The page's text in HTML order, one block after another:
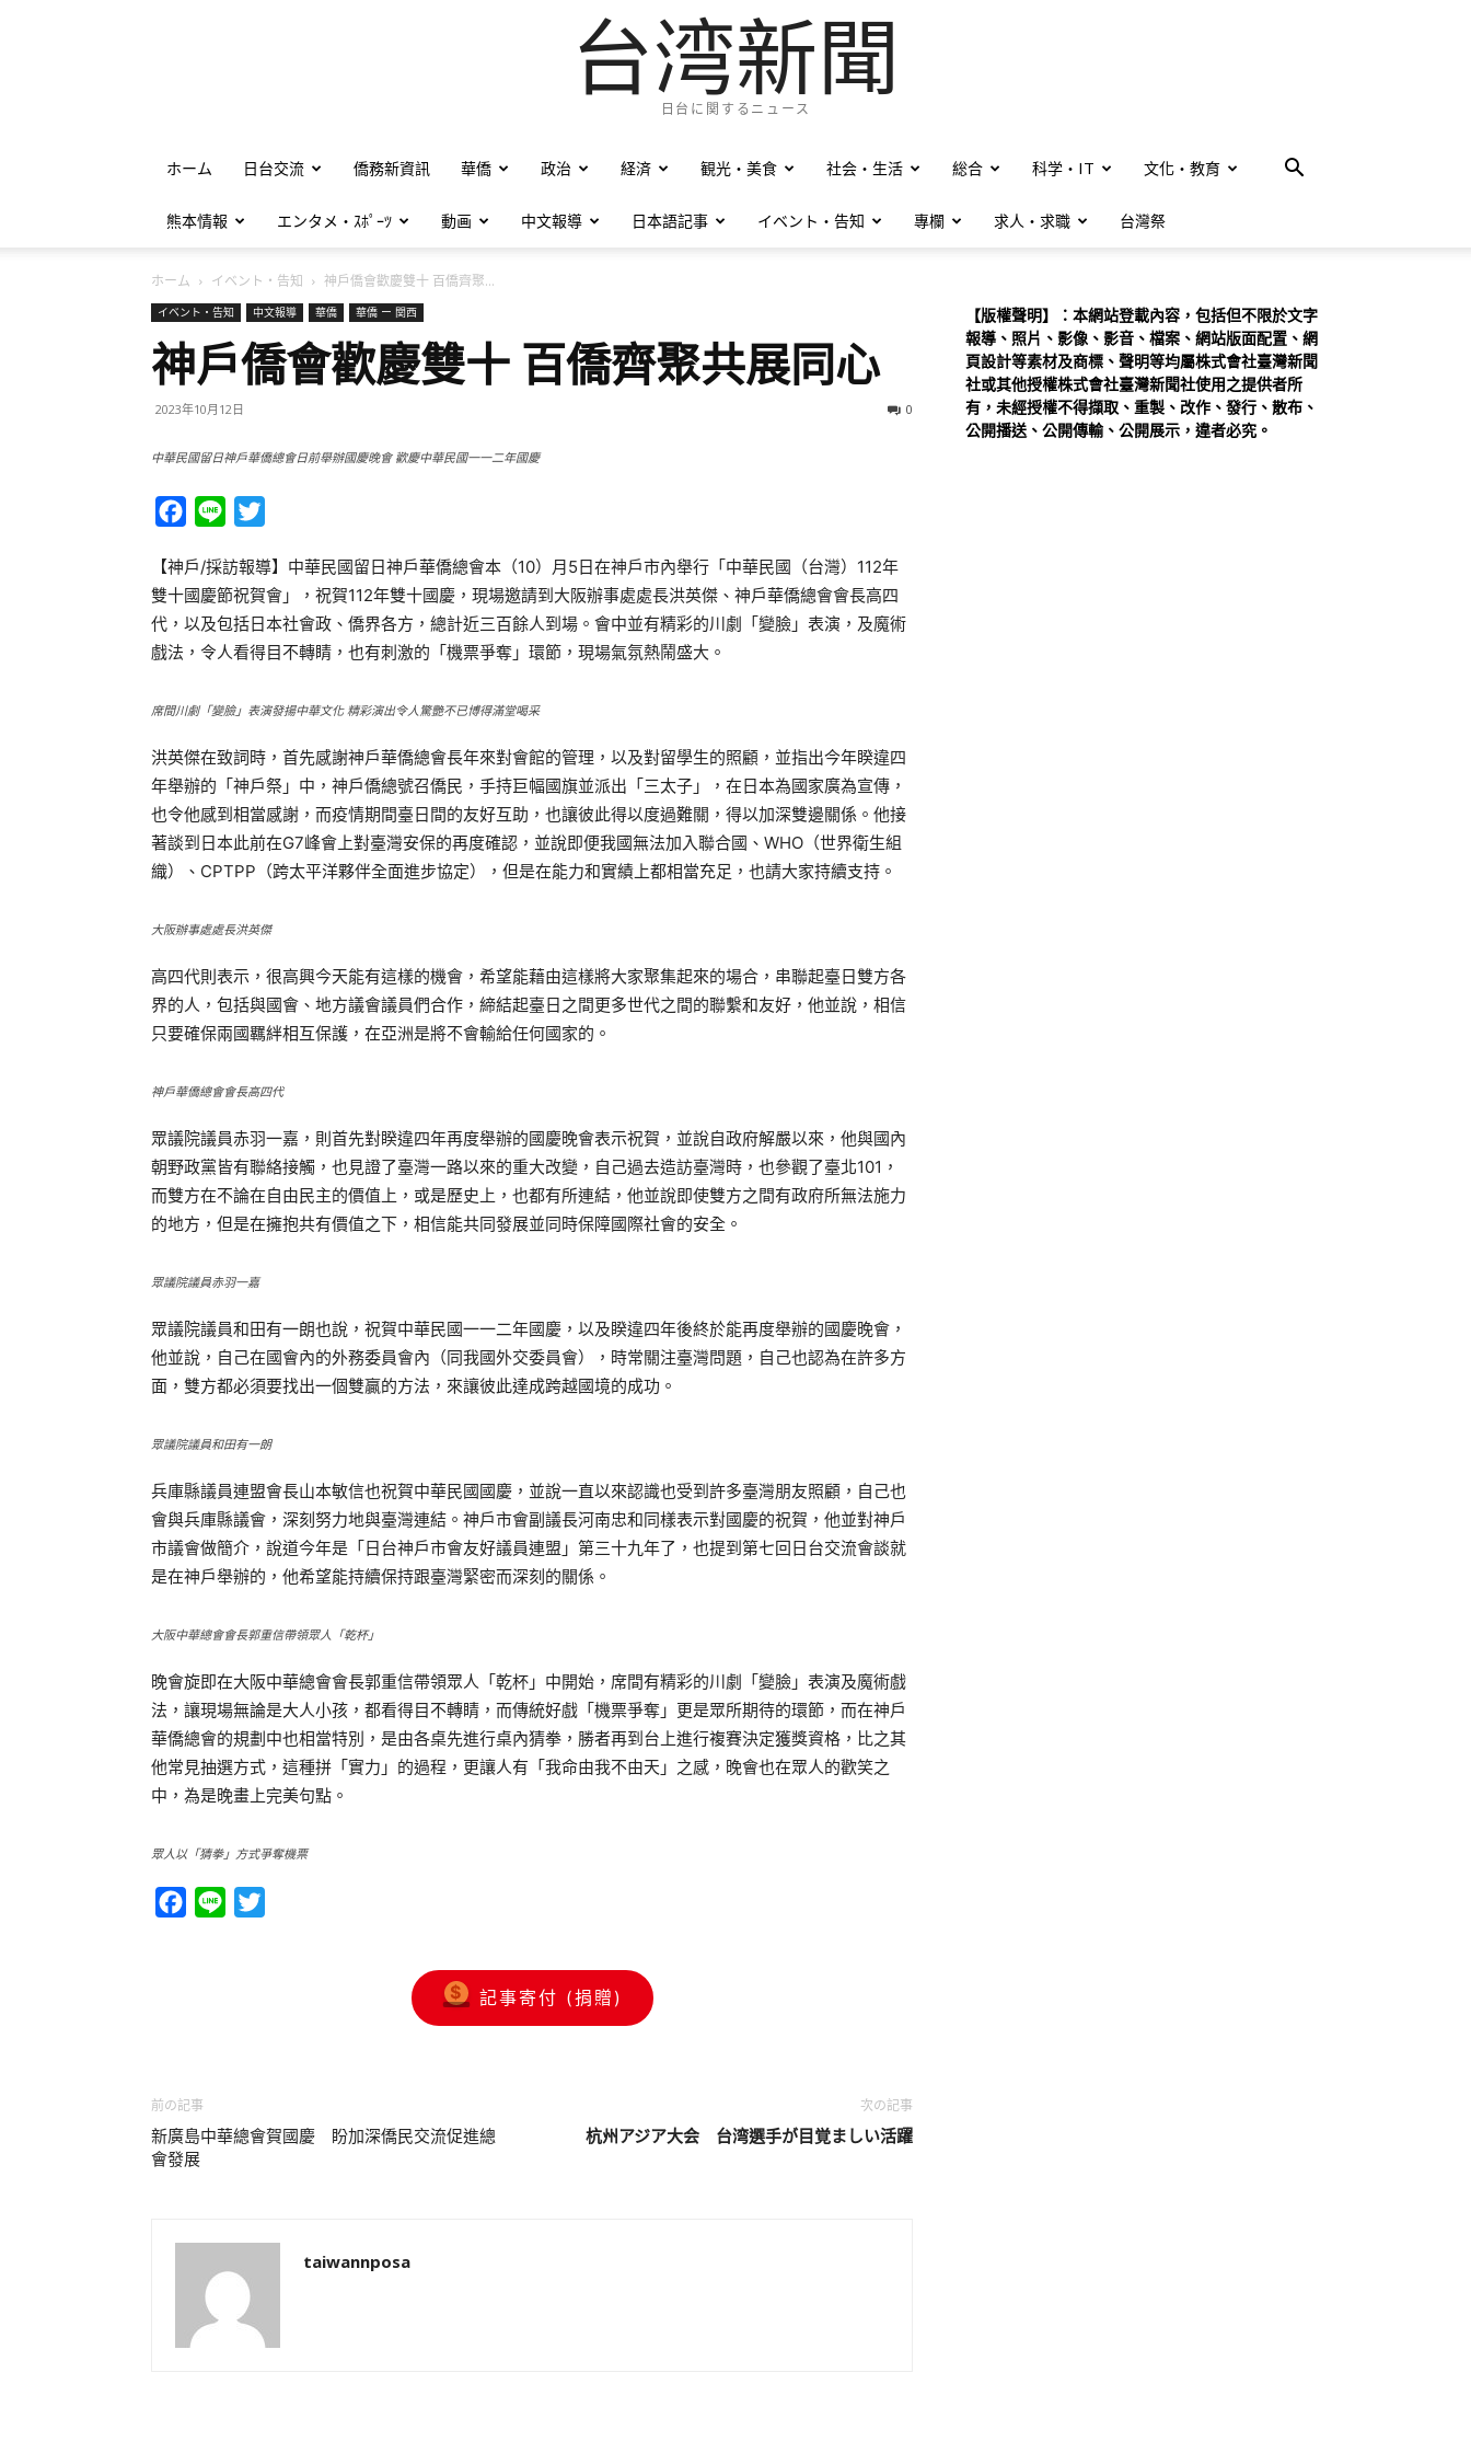
台湾新聞
日台に関するニュース
ホーム 日台交流 僑務新資訊 華僑 政治 経済 観光・美食 社会・生活 総合 科学・IT 文化・教育
熊本情報 エンタメ・ｽﾎﾟｰﾂ 動画 中文報導 日本語記事 イベント・告知 專欄 求人・求職 台灣祭
ホーム イベント・告知 神戶僑會歡慶雙十 百僑齊聚...
イベント・告知 中文報導 華僑 華僑 ー 関西
神戶僑會歡慶雙十 百僑齊聚共展同心
2023年10月12日 0
中華民國留日神戶華僑總會日前舉辦國慶晚會 歡慶中華民國一一二年國慶
Facebook
Line
【神戶/採訪報導】中華民國留日神戶華僑總會本（10）月5日在神戶市內舉行「中華民國（台灣）112年
雙十國慶節祝賀會」，祝賀112年雙十國慶，現場邀請到大阪辦事處處長洪英傑、神戶華僑總會會長高四
代，以及包括日本社會政、僑界各方，總計近三百餘人到場。會中並有精彩的川劇「變臉」表演，及魔術
戲法，令人看得目不轉睛，也有刺激的「機票爭奪」環節，現場氣氛熱鬧盛大。
席間川劇「變臉」表演發揚中華文化 精彩演出令人驚艷不已博得滿堂喝采
洪英傑在致詞時，首先感謝神戶華僑總會長年來對會館的管理，以及對留學生的照顧，並指出今年睽違四
年舉辦的「神戶祭」中，神戶僑總號召僑民，手持巨幅國旗並派出「三太子」，在日本為國家廣為宣傳，
也令他感到相當感謝，而疫情期間臺日間的友好互助，也讓彼此得以度過難關，得以加深雙邊關係。他接
著談到日本此前在G7峰會上對臺灣安保的再度確認，並說即便我國無法加入聯合國、WHO（世界衛生組
織）、CPTPP（跨太平洋夥伴全面進步協定），但是在能力和實績上都相當充足，也請大家持續支持。
大阪辦事處處長洪英傑
高四代則表示，很高興今天能有這樣的機會，希望能藉由這樣將大家聚集起來的場合，串聯起臺日雙方各
界的人，包括與國會、地方議會議員們合作，締結起臺日之間更多世代之間的聯繫和友好，他並說，相信
只要確保兩國羈絆相互保護，在亞洲是將不會輸給任何國家的。
神戶華僑總會會長高四代
眾議院議員赤羽一嘉，則首先對睽違四年再度舉辦的國慶晚會表示祝賀，並說自政府解嚴以來，他與國內
朝野政黨皆有聯絡接觸，也見證了臺灣一路以來的重大改變，自己過去造訪臺灣時，也參觀了臺北101，
而雙方在不論在自由民主的價值上，或是歷史上，也都有所連結，他並說即使雙方之間有政府所無法施力
的地方，但是在擁抱共有價值之下，相信能共同發展並同時保障國際社會的安全。
眾議院議員赤羽一嘉
眾議院議員和田有一朗也說，祝賀中華民國一一二年國慶，以及睽違四年後終於能再度舉辦的國慶晚會，
他並說，自己在國會內的外務委員會內（同我國外交委員會），時常關注臺灣問題，自己也認為在許多方
面，雙方都必須要找出一個雙贏的方法，來讓彼此達成跨越國境的成功。
眾議院議員和田有一朗
兵庫縣議員連盟會長山本敏信也祝賀中華民國國慶，並說一直以來認識也受到許多臺灣朋友照顧，自己也
會與兵庫縣議會，深刻努力地與臺灣連結。神戶市會副議長河南忠和同樣表示對國慶的祝賀，他並對神戶
市議會做簡介，說道今年是「日台神戶市會友好議員連盟」第三十九年了，也提到第七回日台交流會談就
是在神戶舉辦的，他希望能持續保持跟臺灣緊密而深刻的關係。
大阪中華總會會長郭重信帶領眾人「乾杯」
晚會旋即在大阪中華總會會長郭重信帶領眾人「乾杯」中開始，席間有精彩的川劇「變臉」表演及魔術戲
法，讓現場無論是大人小孩，都看得目不轉睛，而傳統好戲「機票爭奪」更是眾所期待的環節，而在神戶
華僑總會的規劃中也相當特別，是由各桌先進行桌內猜拳，勝者再到台上進行複賽決定獲獎資格，比之其
他常見抽選方式，這種拼「實力」的過程，更讓人有「我命由我不由天」之感，晚會也在眾人的歡笑之
中，為是晚畫上完美句點。
眾人以「猜拳」方式爭奪機票
Facebook
Line
記事寄付 (捐贈)
前の記事
新廣島中華總會賀國慶 盼加深僑民交流促進總
會發展
次の記事
杭州アジア大会 台湾選手が目覚ましい活躍
taiwannposa
【版權聲明】：本網站登載內容，包括但不限於文字
報導、照片、影像、影音、檔案、網站版面配置、網
頁設計等素材及商標、聲明等均屬株式會社臺灣新聞
社或其他授權株式會社臺灣新聞社使用之提供者所
有，未經授權不得擷取、重製、改作、發行、散布、
公開播送、公開傳輸、公開展示，違者必究。